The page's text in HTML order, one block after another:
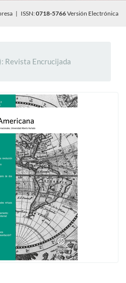
| ISSN:0718-5766Versión Electrónica
Revista Encrucijada